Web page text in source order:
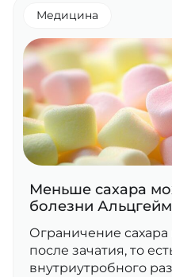
Медицина
Меньше сахара
болезни
Ограничение
после зачатия, то
внутриутробного